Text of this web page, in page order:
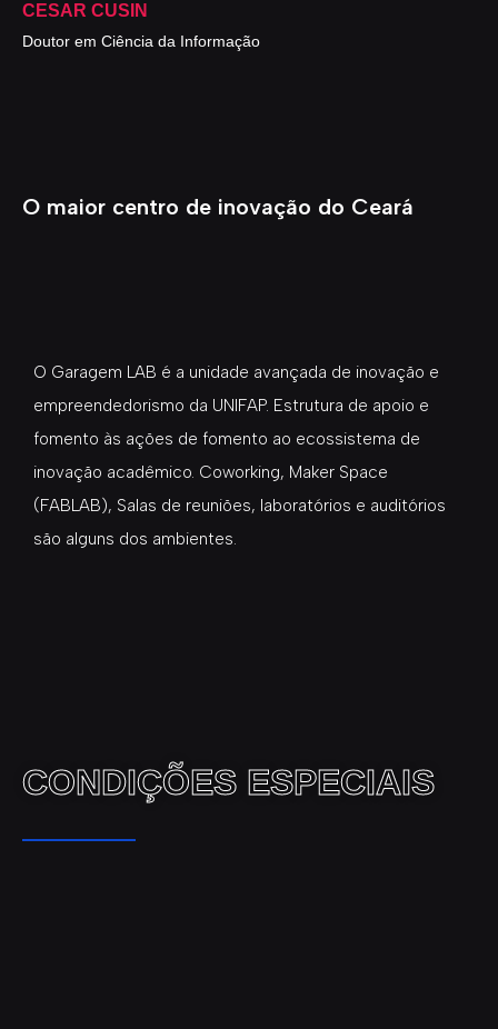
CESAR CUSIN
Doutor em Ciência da Informação
O maior centro de inovação do Ceará
O Garagem LAB é a unidade avançada de inovação e
empreendedorismo da UNIFAP. Estrutura de apoio e
fomento às ações de fomento ao ecossistema de
inovação acadêmico. Coworking, Maker Space
(FABLAB), Salas de reuniões, laboratórios e auditórios
são alguns dos ambientes.
CONDIÇÕES ESPECIAIS